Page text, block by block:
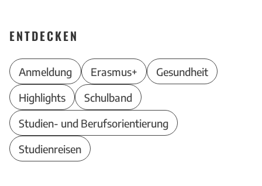
ENTDECKEN
Anmeldung Erasmus+
Gesundheit
Highlights
Schulband
Studien- und Berufsorientierung
Studienreisen